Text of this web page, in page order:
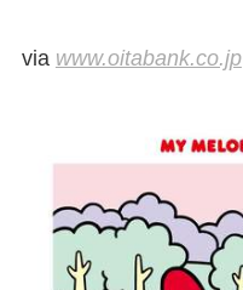
via www.oitabank.co.jp